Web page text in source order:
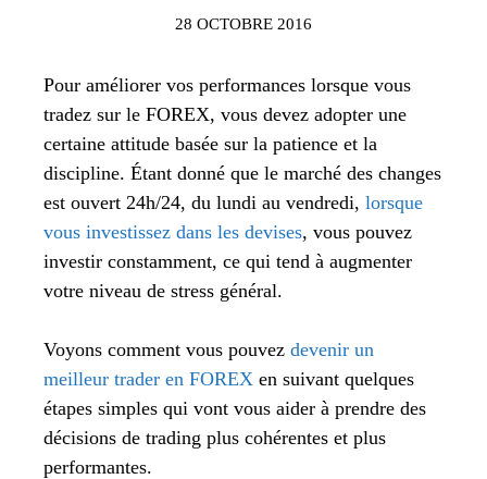
28 OCTOBRE 2016
Pour améliorer vos performances lorsque vous
tradez sur le FOREX, vous devez adopter une
certaine attitude basée sur la patience et la
discipline. Étant donné que le marché des changes
est ouvert 24h/24, du lundi au vendredi, lorsque
vous investissez dans les devises, vous pouvez
investir constamment, ce qui tend à augmenter
votre niveau de stress général.
Voyons comment vous pouvez devenir un
meilleur trader en FOREX en suivant quelques
étapes simples qui vont vous aider à prendre des
décisions de trading plus cohérentes et plus
performantes.